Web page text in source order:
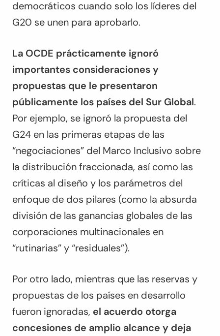
democráticos cuando solo los líderes del
G20 se unen para aprobarlo.
La OCDE prácticamente ignoró
importantes consideraciones y
propuestas que le presentaron
públicamente los países del Sur Global.
Por ejemplo, se ignoró la propuesta del
G24 en las primeras etapas de las
“negociaciones” del Marco Inclusivo sobre
la distribución fraccionada, así como las
críticas al diseño y los parámetros del
enfoque de dos pilares (como la absurda
división de las ganancias globales de las
corporaciones multinacionales en
“rutinarias” y “residuales”).
Por otro lado, mientras que las reservas y
propuestas de los países en desarrollo
fueron ignoradas, el acuerdo otorga
concesiones de amplio alcance y deja